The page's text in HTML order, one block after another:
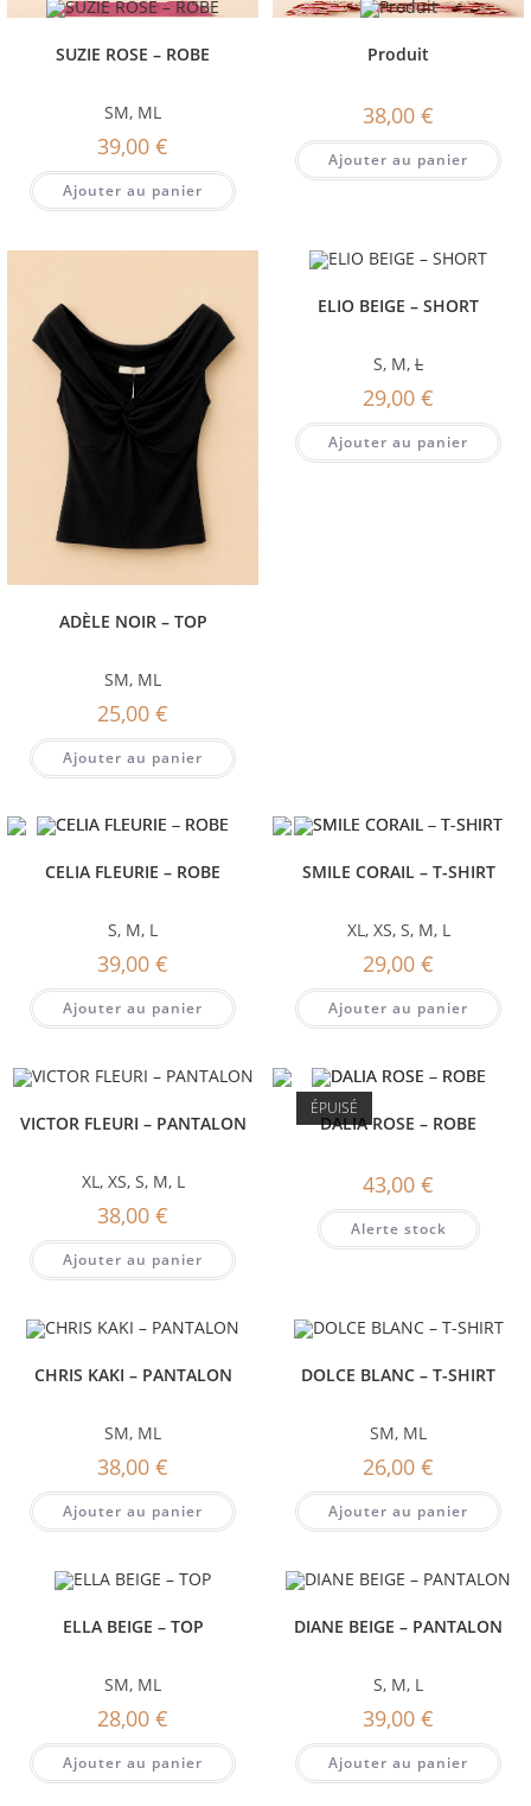
SUZIE ROSE – ROBE
SM, ML
39,00 €
Ajouter au panier
Produit
38,00 €
Ajouter au panier
ADÈLE NOIR – TOP
SM, ML
25,00 €
Ajouter au panier
ELIO BEIGE – SHORT
S, M, L
29,00 €
Ajouter au panier
CELIA FLEURIE – ROBE
S, M, L
39,00 €
Ajouter au panier
SMILE CORAIL – T-SHIRT
XL, XS, S, M, L
29,00 €
Ajouter au panier
VICTOR FLEURI – PANTALON
XL, XS, S, M, L
38,00 €
Ajouter au panier
ÉPUISÉ
DALIA ROSE – ROBE
43,00 €
Alerte stock
CHRIS KAKI – PANTALON
SM, ML
38,00 €
Ajouter au panier
DOLCE BLANC – T-SHIRT
SM, ML
26,00 €
Ajouter au panier
ELLA BEIGE – TOP
SM, ML
28,00 €
Ajouter au panier
DIANE BEIGE – PANTALON
S, M, L
39,00 €
Ajouter au panier